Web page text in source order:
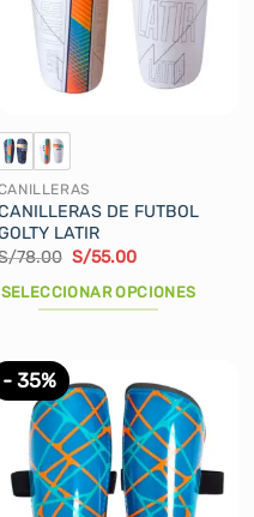
DE FUTBOL
LATIR
78.00 El
original
era:
S/55.00El
actual
es:
SELECCIONAR OPCIONES
tiene
variantes.
opciones
- 35%